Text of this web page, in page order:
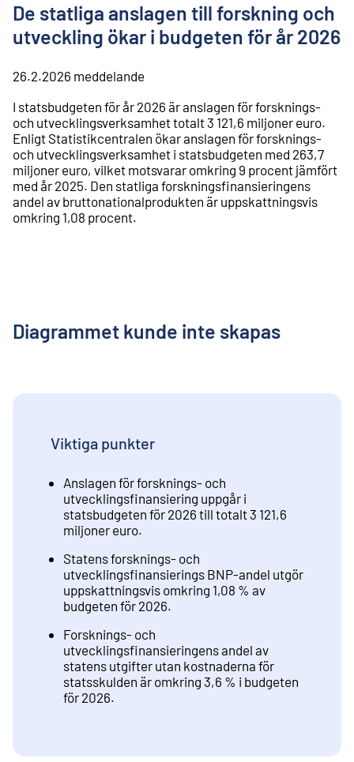
De statliga anslagen till forskning och
utveckling ökar i budgeten för år 2026
26.2.2026 meddelande
I statsbudgeten för år 2026 är anslagen för forsknings-
och utvecklingsverksamhet totalt 3 121,6 miljoner euro.
Enligt Statistikcentralen ökar anslagen för forsknings-
och utvecklingsverksamhet i statsbudgeten med 263,7
miljoner euro, vilket motsvarar omkring 9 procent jämfört
med år 2025. Den statliga forskningsfinansieringens
andel av bruttonationalprodukten är uppskattningsvis
omkring 1,08 procent.
Diagrammet kunde inte skapas
Viktiga punkter
Anslagen för forsknings- och
utvecklingsfinansiering uppgår i
statsbudgeten för 2026 till totalt 3 121,6
miljoner euro.
Statens forsknings- och
utvecklingsfinansierings BNP-andel utgör
uppskattningsvis omkring 1,08 % av
budgeten för 2026.
Forsknings- och
utvecklingsfinansieringens andel av
statens utgifter utan kostnaderna för
statsskulden är omkring 3,6 % i budgeten
för 2026.